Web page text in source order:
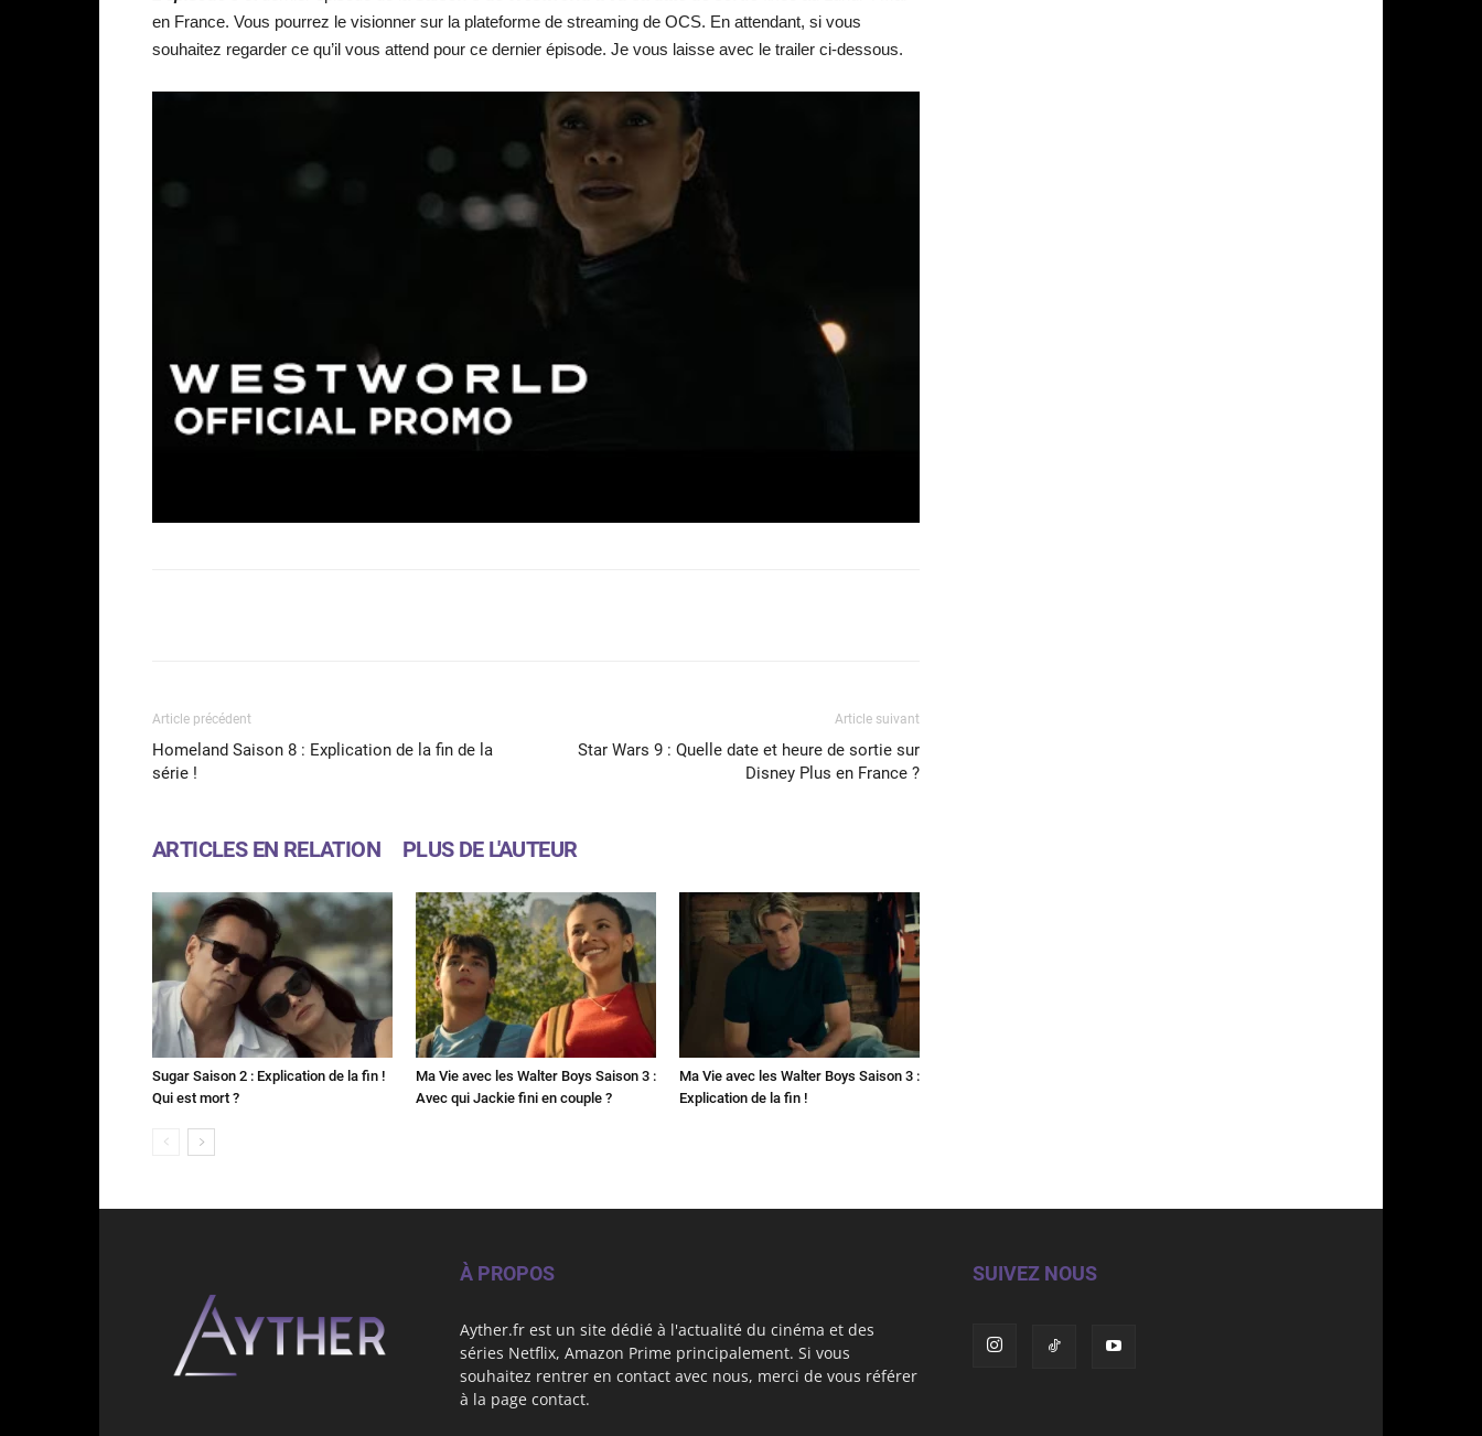
en France. Vous pourrez le visionner sur la plateforme de streaming de OCS. En attendant, si vous
souhaitez regarder ce qu’il vous attend pour ce dernier épisode. Je vous laisse avec le trailer ci-dessous.
Article précédent
Homeland Saison 8 : Explication de la fin de la
série !
Article suivant
Star Wars 9 : Quelle date et heure de sortie sur
Disney Plus en France ?
ARTICLES EN RELATION PLUS DE L'AUTEUR
Sugar Saison 2 : Explication de la fin !
Qui est mort ?
Ma Vie avec les Walter Boys Saison 3 :
Avec qui Jackie fini en couple ?
Ma Vie avec les Walter Boys Saison 3 :
Explication de la fin !
À PROPOS
Ayther.fr est un site dédié à l'actualité du cinéma et des
séries Netflix, Amazon Prime principalement. Si vous
souhaitez rentrer en contact avec nous, merci de vous référer
à la page contact.
SUIVEZ NOUS